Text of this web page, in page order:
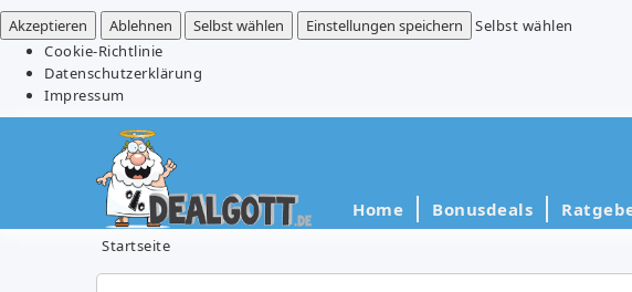
Akzeptieren
Ablehnen Selbst wählen Einstellungen speichern
Selbst wählen
Cookie-Richtlinie
Datenschutzerklärung
Impressum
Home Bonusdeals
Startseite